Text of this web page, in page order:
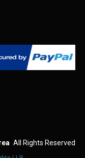
All Rights Reserved